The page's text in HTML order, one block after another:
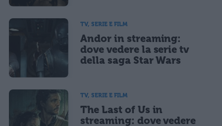
TV, SERIE E FILM
Andor in streaming:
dove vedere la serie tv
della saga Star Wars
TV, SERIE E FILM
The Last of Us in
streaming: dove vedere